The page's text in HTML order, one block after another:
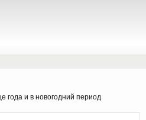
года и в новогодний период